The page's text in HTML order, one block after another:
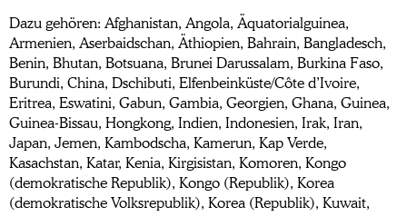
Dazu gehören: Afghanistan, Angola, Äquatorialguinea,
Armenien, Aserbaidschan, Äthiopien, Bahrain, Bangladesch,
Benin, Bhutan, Botsuana, Brunei Darussalam, Burkina Faso,
Burundi, China, Dschibuti, Elfenbeinküste/Côte d’Ivoire,
Eritrea, Eswatini, Gabun, Gambia, Georgien, Ghana, Guinea,
Guinea-Bissau, Hongkong, Indien, Indonesien, Irak, Iran,
Japan, Jemen, Kambodscha, Kamerun, Kap Verde,
Kasachstan, Katar, Kenia, Kirgisistan, Komoren, Kongo
(demokratische Republik), Kongo (Republik), Korea
(demokratische Volksrepublik), Korea (Republik), Kuwait,